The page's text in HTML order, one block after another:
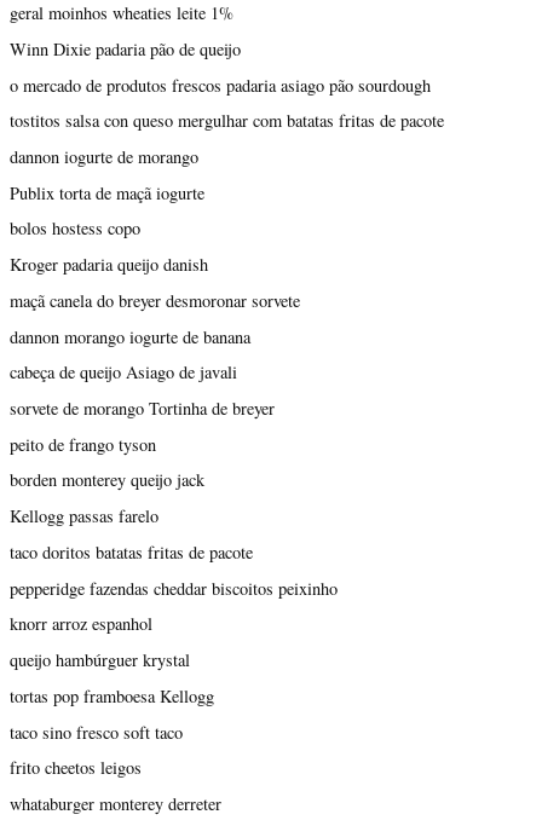
geral moinhos wheaties leite 1%
Winn Dixie padaria pão de queijo
o mercado de produtos frescos padaria asiago pão sourdough
tostitos salsa con queso mergulhar com batatas fritas de pacote
dannon iogurte de morango
Publix torta de maçã iogurte
bolos hostess copo
Kroger padaria queijo danish
maçã canela do breyer desmoronar sorvete
dannon morango iogurte de banana
cabeça de queijo Asiago de javali
sorvete de morango Tortinha de breyer
peito de frango tyson
borden monterey queijo jack
Kellogg passas farelo
taco doritos batatas fritas de pacote
pepperidge fazendas cheddar biscoitos peixinho
knorr arroz espanhol
queijo hambúrguer krystal
tortas pop framboesa Kellogg
taco sino fresco soft taco
frito cheetos leigos
whataburger monterey derreter